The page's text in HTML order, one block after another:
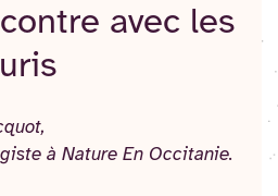
avec les
à Nature En Occitanie.